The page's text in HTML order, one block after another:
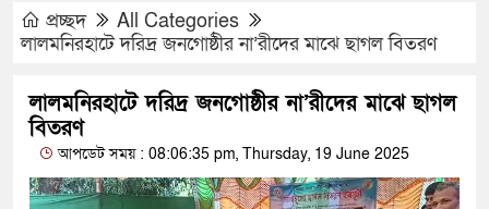
প্রচ্ছদ
All Categories
লালমনিরহাটে দরিদ্র জনগোষ্ঠীর না’রীদের মাঝে ছাগল বিতরণ
লালমনিরহাটে দরিদ্র জনগোষ্ঠীর না’রীদের মাঝে ছাগল
বিতরণ
আপডেট সময় : 08:06:35 pm, Thursday, 19 June 2025